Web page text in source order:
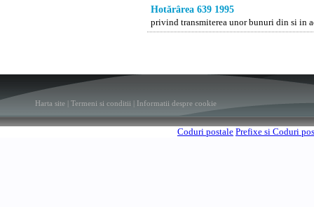
Hotărârea 639 1995
privind transmiterea unor bunuri din si in
Harta site Termeni si conditii Informatii despre cookie
Coduri postale Prefixe si Coduri